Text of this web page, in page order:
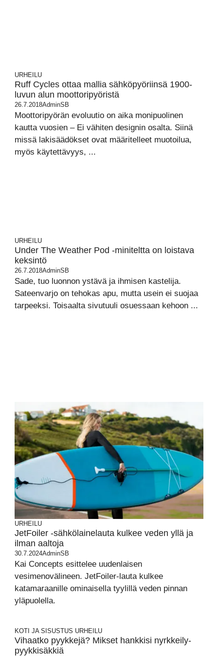
URHEILU
Ruff Cycles ottaa mallia sähköpyöriinsä 1900-
luvun alun moottoripyöristä
26.7.2018AdminSB
Moottoripyörän evoluutio on aika monipuolinen
kautta vuosien – Ei vähiten designin osalta. Siinä
missä lakisäädökset ovat määritelleet muotoilua,
myös käytettävyys, ...
URHEILU
Under The Weather Pod -miniteltta on loistava
keksintö
26.7.2018AdminSB
Sade, tuo luonnon ystävä ja ihmisen kastelija.
Sateenvarjo on tehokas apu, mutta usein ei suojaa
tarpeeksi. Toisaalta sivutuuli osuessaan kehoon ...
URHEILU
JetFoiler -sähkölainelauta kulkee veden yllä ja
ilman aaltoja
30.7.2024AdminSB
Kai Concepts esittelee uudenlaisen
vesimenovälineen. JetFoiler-lauta kulkee
katamaraanille ominaisella tyylillä veden pinnan
yläpuolella.
KOTI JA SISUSTUS URHEILU
Vihaatko pyykkejä? Mikset hankkisi nyrkkeily-
pyykkisäkkiä